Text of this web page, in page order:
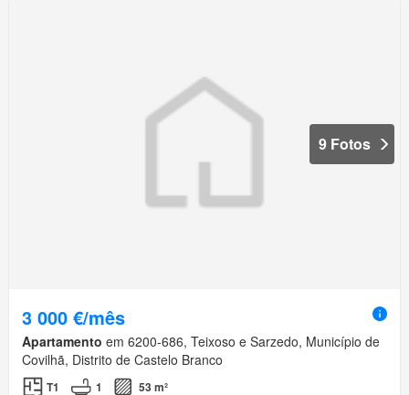
9 Fotos
3 000 €/mês
Apartamento em 6200-686, Teixoso e Sarzedo, Município de
Covilhã, Distrito de Castelo Branco
T1 1
53 m²